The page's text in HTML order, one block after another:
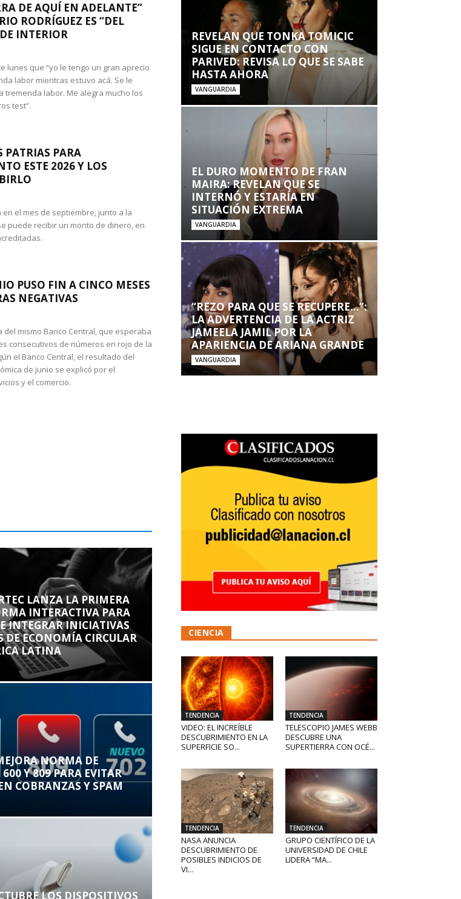
DE AQUÍ EN ADELANTE”
RODRÍGUEZ ES “DEL
INTERIOR
lunes que “yo le tengo un gran aprecio
labor mientras estuvo acá. Se le
tremenda labor. Me alegra mucho los
test”.
PATRIAS PARA
ESTE 2026 Y LOS
el mes de septiembre, junto a la
puede recibir un monto de dinero, en
PUSO FIN A CINCO MESES
NEGATIVAS
mismo Banco Central, que esperaba
consecutivos de números en rojo de la
el Banco Central, el resultado del
de junio se explicó por el
y el comercio.
LANZA LA PRIMERA
INTERACTIVA PARA
INTEGRAR INICIATIVAS
DE ECONOMÍA CIRCULAR
LATINA
NORMA DE
600 Y 809 PARA EVITAR
COBRANZAS Y SPAM
LOS DISPOSITIVOS
REVELAN QUE TONKA TOMICIC
SIGUE EN CONTACTO CON
PARIVED: REVISA LO QUE SE SABE
HASTA AHORA
VANGUARDIA
EL DURO MOMENTO DE FRAN
MAIRA: REVELAN QUE SE
INTERNÓ Y ESTARÍA EN
SITUACIÓN EXTREMA
VANGUARDIA
“REZO PARA QUE SE RECUPERE…”:
LA ADVERTENCIA DE LA ACTRIZ
JAMEELA JAMIL POR LA
APARIENCIA DE ARIANA GRANDE
VANGUARDIA
CIENCIA
TENDENCIA
VIDEO: EL INCREÍBLE
DESCUBRIMIENTO EN LA
SUPERFICIE SO...
TENDENCIA
TELESCOPIO JAMES WEBB
DESCUBRE UNA
SUPERTIERRA CON OCÉ...
TENDENCIA
NASA ANUNCIA
DESCUBRIMIENTO DE
POSIBLES INDICIOS DE
VI...
TENDENCIA
GRUPO CIENTÍFICO DE LA
UNIVERSIDAD DE CHILE
LIDERA “MA...